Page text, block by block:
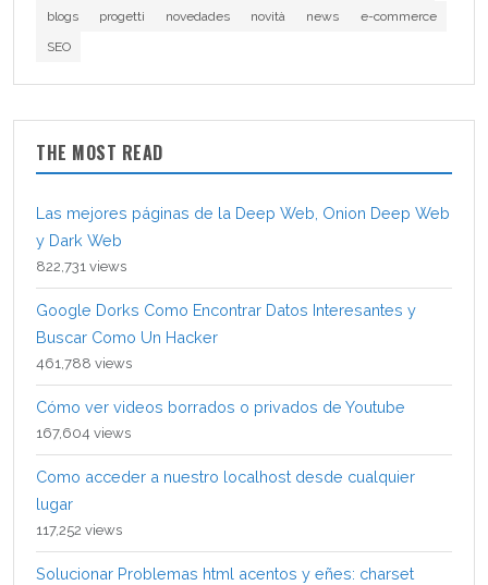
blogs
progetti novedades novità news
e-commerce
SEO
THE MOST READ
Las mejores páginas de la Deep Web, Onion Deep Web
y Dark Web
822,731 views
Google Dorks Como Encontrar Datos Interesantes y
Buscar Como Un Hacker
461,788 views
Cómo ver videos borrados o privados de Youtube
167,604 views
Como acceder a nuestro localhost desde cualquier
lugar
117,252 views
Solucionar Problemas html acentos y eñes: charset